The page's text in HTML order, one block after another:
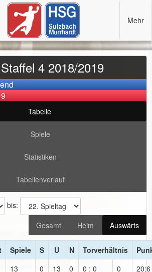
4 2018/2019
Tabelle
Spiele
Statistiken
Tabellenverlauf
bis:
Gesamt Heim Auswärts
Spiele S U N Torverhältnis
13 0 13 0 0 : 0 0 20:6
Mehr